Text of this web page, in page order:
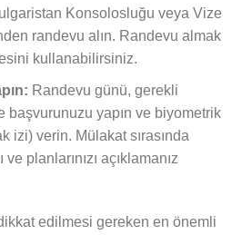
Konsolosluğu veya Vize
randevu alın. Randevu almak
kullanabilirsiniz.
Randevu günü, gerekli
başvurunuzu yapın ve biyometrik
izi) verin. Mülakat sırasında
ve planlarınızı açıklamanız
edilmesi gereken en önemli